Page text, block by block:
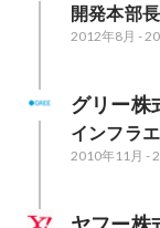
開発本部
2012年8月 -
グリー株
インフラ
2010年11月 -